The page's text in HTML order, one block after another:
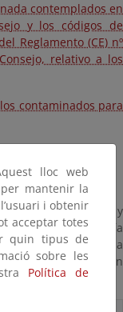
contemplados en
y los códigos de
Reglamento (CE) nº
relativo a los
contaminados para
Alimentación y
de Economía
Ministerio para la
y a la Subdirección
lloc web
mantenir la
i obtenir
acceptar totes
quin tipus de
sobre les
Política de